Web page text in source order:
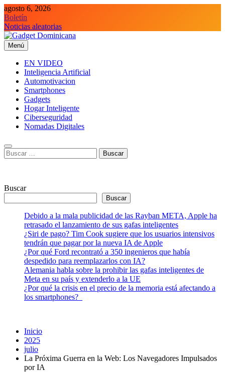
Saltar
al
contenido
agosto 6, 2026
Boletín
Noticias aleatorias
Gadget Dominicana
Gadgets, Autos y Tecnología de consumo
Menú
EN VIDEO
Inteligencia Artificial
Automotivacion
Smartphones
Gadgets
Hogar Inteligente
Ciberseguridad
Nomadas Digitales
Buscar:
Buscar
Buscar
Debido a la mala publicidad de las Rayban META, Apple ha
retrasado el lanzamiento de sus gafas inteligentes
¿Siri de pago? Tim Cook sugiere que los usuarios intensivos
tendrán que pagar por la nueva IA de Apple
¿Por qué Ford recontrató a 350 ingenieros que había
despedido para reemplazarlos con IA?
Alemania habla sobre la prohibir las gafas inteligentes de
Meta en su país y extenderlo a la UE
¿Por qué la crisis en el precio de la memoria está afectando a
los smartphones?
Inicio
2025
julio
La Próxima Guerra en la Web: Los Navegadores Impulsados
por IA